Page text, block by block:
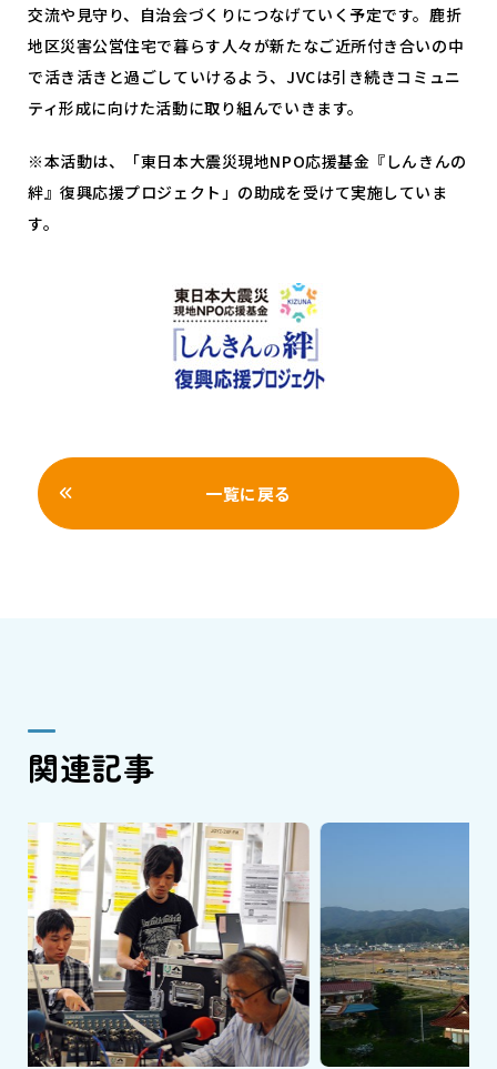
交流や見守り、自治会づくりにつなげていく予定です。鹿折
地区災害公営住宅で暮らす人々が新たなご近所付き合いの中
で活き活きと過ごしていけるよう、JVCは引き続きコミュニ
ティ形成に向けた活動に取り組んでいきます。
※本活動は、「東日本大震災現地NPO応援基金『しんきんの
絆』復興応援プロジェクト」の助成を受けて実施していま
す。
一覧に戻る
関連記事